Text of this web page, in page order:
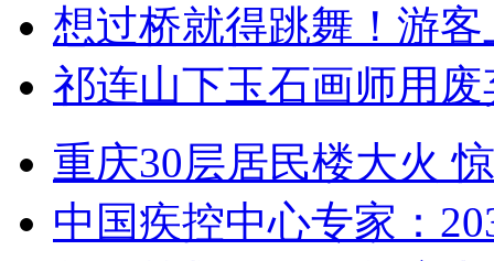
想过桥就得跳舞！游客
祁连山下玉石画师用
重庆30层居民楼大火
中国疾控中心专家：